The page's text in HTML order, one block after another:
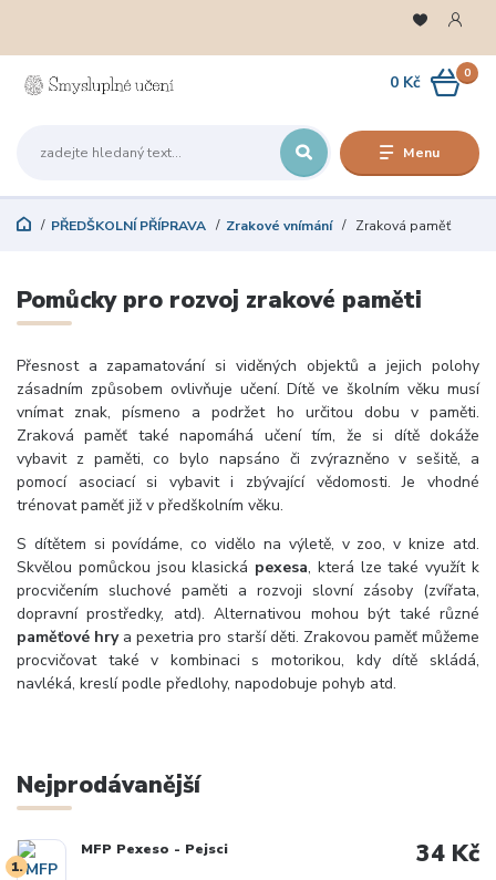
Menu
0
0 Kč
PŘEDŠKOLNÍ PŘÍPRAVA Zrakové vnímání Zraková paměť
Pomůcky pro rozvoj zrakové paměti
Přesnost a zapamatování si viděných objektů a jejich polohy
zásadním způsobem ovlivňuje učení. Dítě ve školním věku musí
vnímat znak, písmeno a podržet ho určitou dobu v paměti.
Zraková paměť také napomáhá učení tím, že si dítě dokáže
vybavit z paměti, co bylo napsáno či zvýrazněno v sešitě, a
pomocí asociací si vybavit i zbývající vědomosti. Je vhodné
trénovat paměť již v předškolním věku.
S dítětem si povídáme, co vidělo na výletě, v zoo, v knize atd.
Skvělou pomůckou jsou klasická pexesa, která lze také využít k
procvičením sluchové paměti a rozvoji slovní zásoby (zvířata,
dopravní prostředky, atd). Alternativou mohou být také různé
paměťové hrya pexetria pro starší děti. Zrakovou paměť můžeme
procvičovat také v kombinaci s motorikou, kdy dítě skládá,
navléká, kreslí podle předlohy, napodobuje pohyb atd.
Nejprodávanější
1.
MFP Pexeso - Pejsci 34 Kč